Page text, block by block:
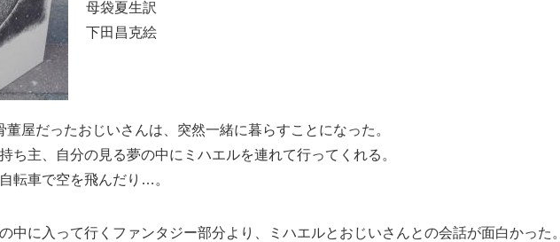
母袋夏生訳
下田昌克絵
屋だったおじいさんは、突然一緒に暮らすことになった。
ち主、自分の見る夢の中にミハエルを連れて行ってくれる。
転車で空を飛んだり…。
中に入って行くファンタジー部分より、ミハエルとおじいさんとの会話が面白かった。